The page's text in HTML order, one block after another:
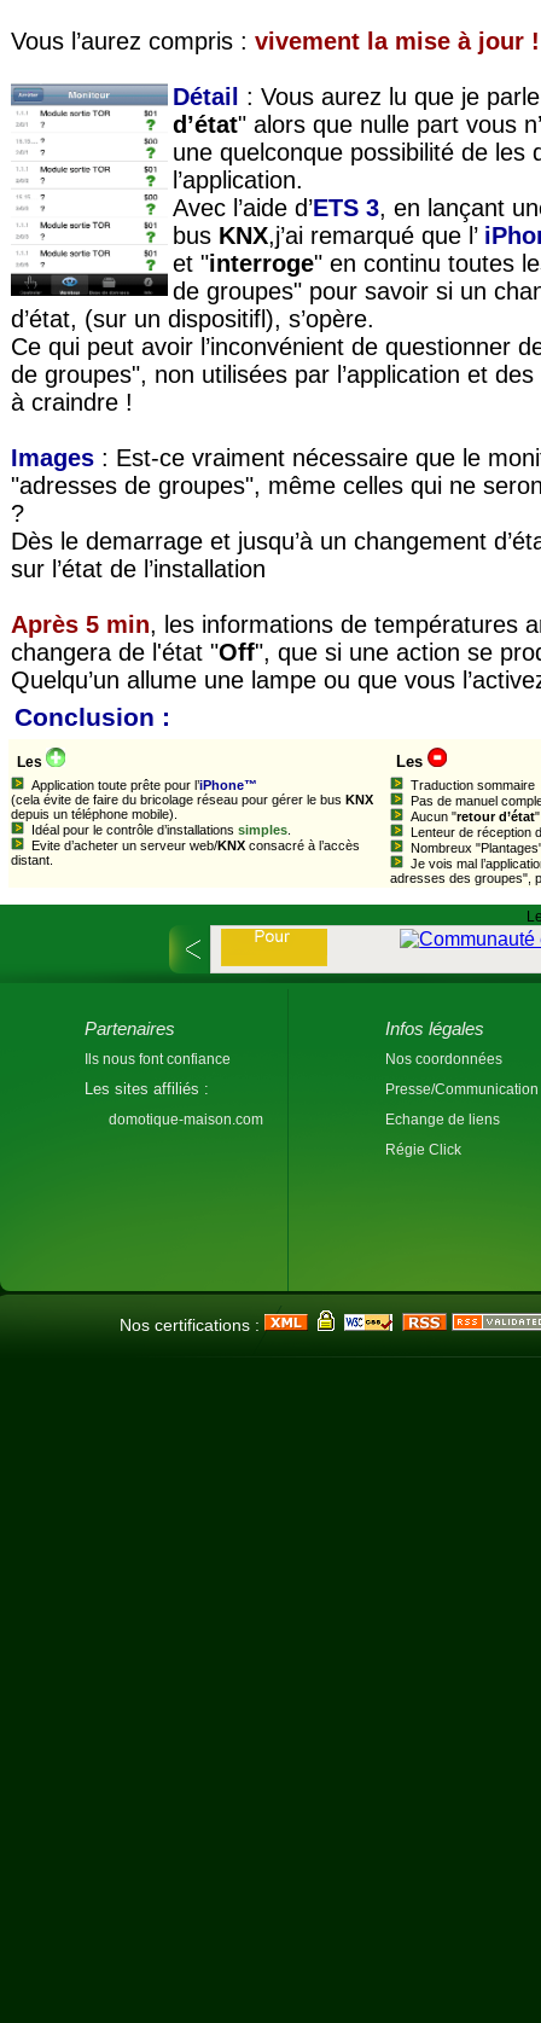
Vous l’aurez compris : vivement la mise à jour !
Détail : Vous aurez lu que je
d’état" alors que nulle part vous
une quelconque possibilité de les
l’application.
Avec l’aide d’ETS 3, en lançant
bus KNX,j’ai remarqué que l’
et "interroge" en continu toutes
de groupes" pour savoir si un
d’état, (sur un dispositifl), s’opère.
Ce qui peut avoir l’inconvénient de questionner
de groupes", non utilisées par l’application et
à craindre !
Images : Est-ce vraiment nécessaire que le
"adresses de groupes", même celles qui ne
?
Dès le demarrage et jusqu’à un changement
sur l’état de l’installation
Après 5 min, les informations de températures
changera de l'état "Off", que si une action se
Quelqu’un allume une lampe ou que vous
Conclusion :
Les
Application toute prête pour l’iPhone™
(cela évite de faire du bricolage réseau pour gérer le bus KNX
depuis un téléphone mobile).
Idéal pour le contrôle d’installations simples
Evite d’acheter un serveur web/KNX consacré à l’accès
distant.
Les
Traduction sommaire
Pas de manuel
Aucun "retour d’état
Lenteur de réception
Nombreux
Je vois mal
adresses des groupes",
Partenaires
Ils nous font confiance
Les sites affiliés :
domotique-maison.com
Infos légales
Nos coordonnées
Presse/Communication
Echange de liens
Régie Click
Nos certifications :